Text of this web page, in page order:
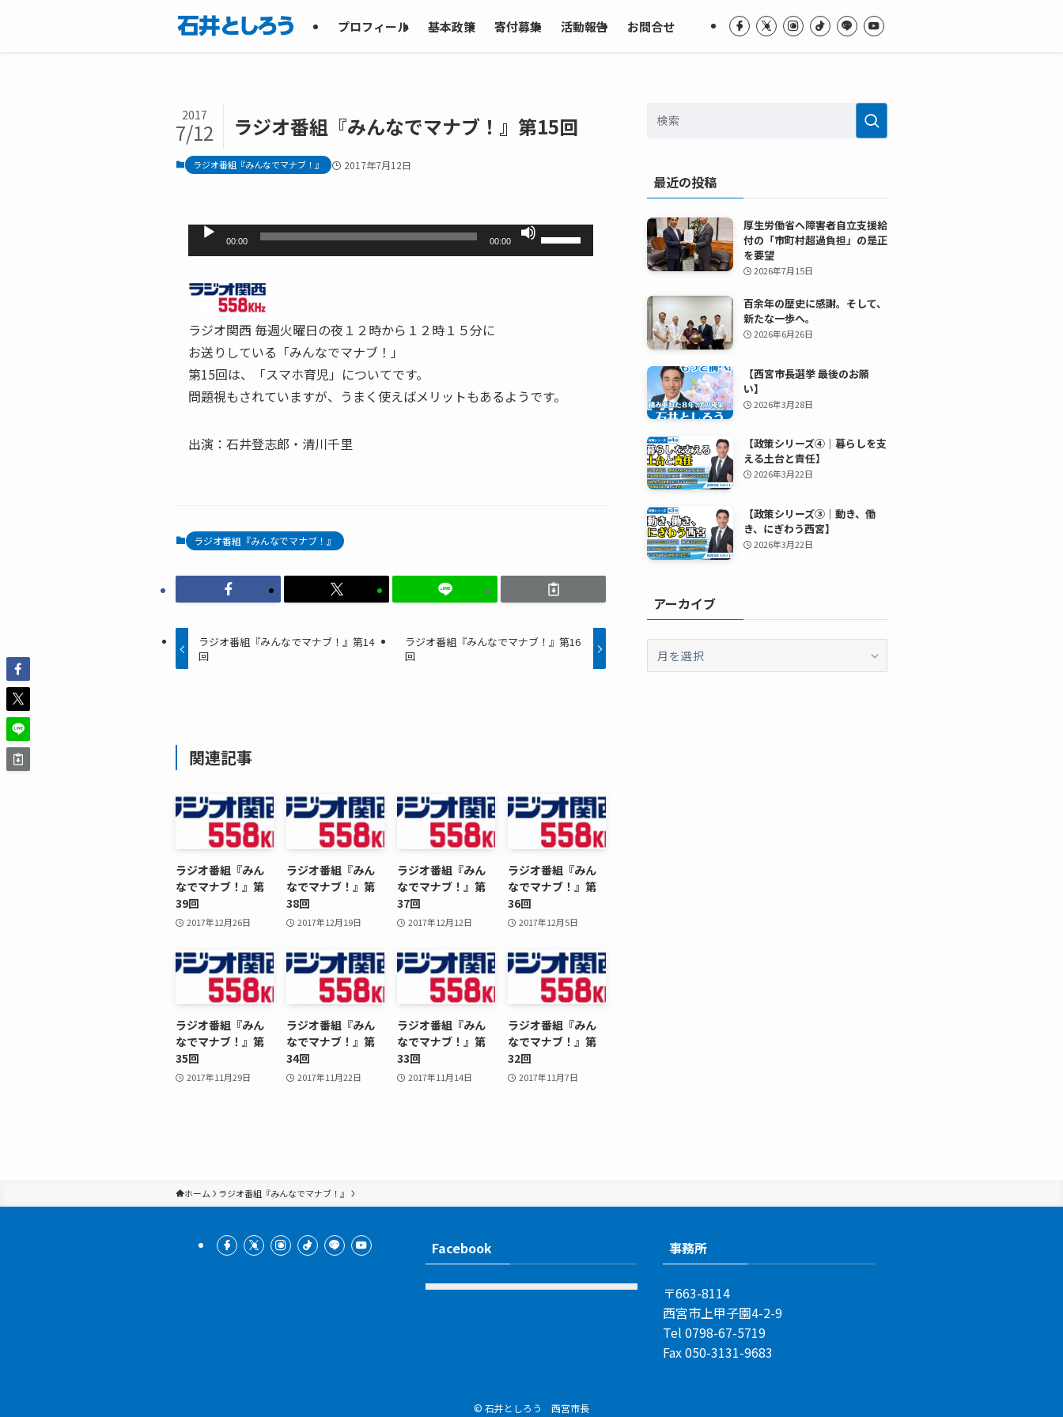
プロフィール 基本政策 寄付募集 活動報告 お問合せ
ラジオ番組『みんなでマナブ！』第15回
2017
7/12
ラジオ番組『みんなでマナブ！』 2017年7月12日
声
プ
レ
ー
ヤ
ー
00:00 00:00
ボ
リ
に
使
ラジオ関西 毎週火曜日の夜１２時から１２時１５分に
お送りしている「みんなでマナブ！」
第15回は、「スマホ育児」についてです。
問題視もされていますが、うまく使えばメリットもあるようです。
出演：石井登志郎・清川千里
ラジオ番組『みんなでマナブ！』
ラジオ番組『みんなでマナブ！』第14
回
ラジオ番組『みんなでマナブ！』第16
回
関連記事
ラジオ番組『みん
なでマナブ！』第
39回
2017年12月26日
ラジオ番組『みん
なでマナブ！』第
38回
2017年12月19日
ラジオ番組『みん
なでマナブ！』第
37回
2017年12月12日
ラジオ番組『みん
なでマナブ！』第
36回
2017年12月5日
ラジオ番組『みん
なでマナブ！』第
35回
2017年11月29日
ラジオ番組『みん
なでマナブ！』第
34回
2017年11月22日
ラジオ番組『みん
なでマナブ！』第
33回
2017年11月14日
ラジオ番組『みん
なでマナブ！』第
32回
2017年11月7日
最近の投稿
厚生労働省へ障害者自立支援給
付の「市町村超過負担」の是正
を要望
2026年7月15日
百余年の歴史に感謝。そして、
新たな一歩へ。
2026年6月26日
【西宮市長選挙 最後のお願
い】
2026年3月28日
【政策シリーズ④｜暮らしを支
える土台と責任】
2026年3月22日
【政策シリーズ③｜動き、働
き、にぎわう西宮】
2026年3月22日
アーカイブ
ホーム ラジオ番組『みんなでマナブ！』
Facebook 事務所
〒663-8114
西宮市上甲子園4-2-9
Tel 0798-67-5719
Fax 050-3131-9683
© 石井としろう 西宮市長